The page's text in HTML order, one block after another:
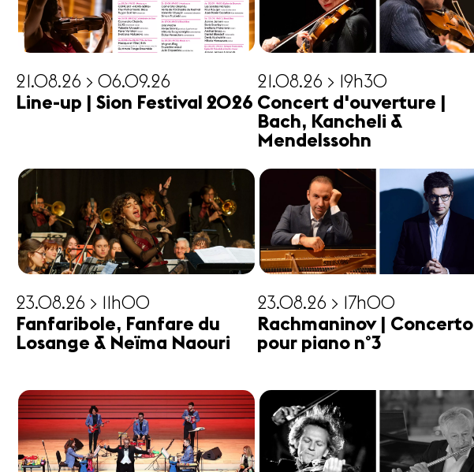
21.08.26 > 06.09.26
Line-up | Sion Festival 2026
21.08.26 > 19h30
Concert d'ouverture |
Bach, Kancheli &
Mendelssohn
23.08.26 > 11h00
Fanfaribole, Fanfare du
Losange & Neïma Naouri
23.08.26 > 17h00
Rachmaninov | Concerto
pour piano n°3